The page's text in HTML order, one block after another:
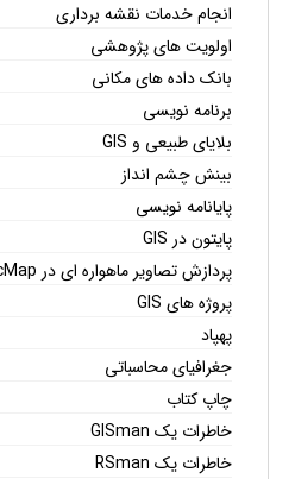
انجام خدمات نقشه برداری
اولویت های پژوهشی
بانک داده های مکانی
برنامه نویسی
بلایای طبیعی و GIS
بینش چشم انداز
پایانامه نویسی
پایتون در GIS
پردازش تصاویر ماهواره ای در ArcMap
پروژه های GIS
پهپاد
جغرافیای محاسباتی
چاپ کتاب
خاطرات یک GISman
خاطرات یک RSman